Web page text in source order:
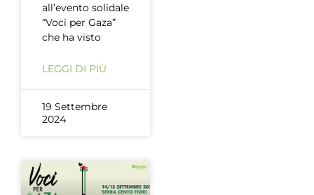
all’evento solidale
“Voci per Gaza”
che ha visto
LEGGI DI PIÙ
19 Settembre
2024